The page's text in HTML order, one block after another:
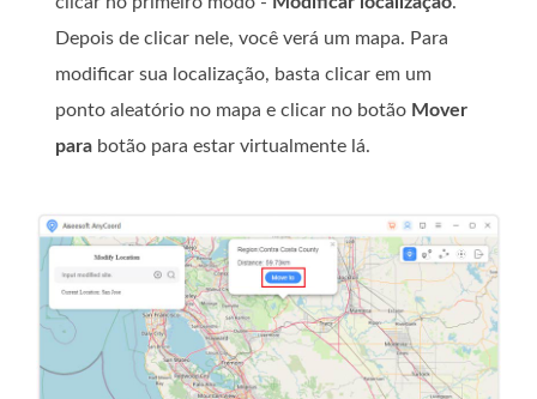
Depois de clicar nele, você verá um mapa. Para
modificar sua localização, basta clicar em um
ponto aleatório no mapa e clicar no botão Mover
para botão para estar virtualmente lá.